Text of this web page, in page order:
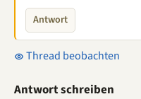
Antwort
Thread beobachten
Antwort schreiben